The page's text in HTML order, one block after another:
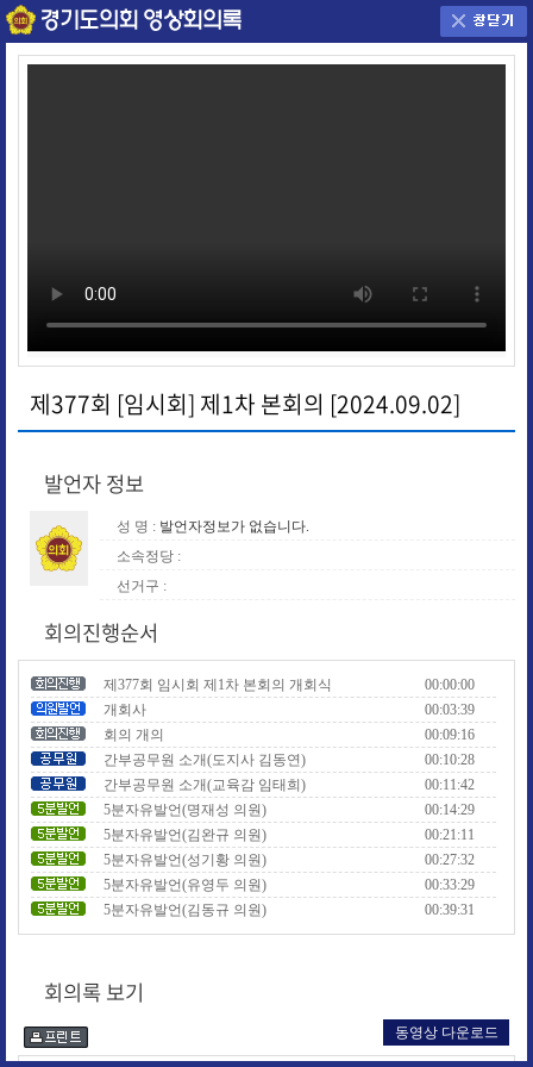
제377회 [임시회] 제1차 본회의 [2024.09.02]
발언자 정보
성 명 : 발언자정보가 없습니다.
소속정당 :
선거구 :
회의진행순서
제377회 임시회 제1차 본회의 개회식
00:00:00
개회사
00:03:39
회의 개의
00:09:16
간부공무원 소개(도지사 김동연)
00:10:28
간부공무원 소개(교육감 임태희)
00:11:42
5분자유발언(명재성 의원)
00:14:29
5분자유발언(김완규 의원)
00:21:11
5분자유발언(성기황 의원)
00:27:32
5분자유발언(유영두 의원)
00:33:29
5분자유발언(김동규 의원)
00:39:31
5분자유발언(이채영 의원)
00:48:36
2. 제377회 경기도의회 임시회 회의록 서명의원 선
출의 건
3. 도지사 및 교육감 등 관계공무원 출석 요구의 건
00:56:58
4. 2024년도 제1회 경기도 추가경정예산안 제안설명00:57:45
회의록 보기
동영상 다운로드